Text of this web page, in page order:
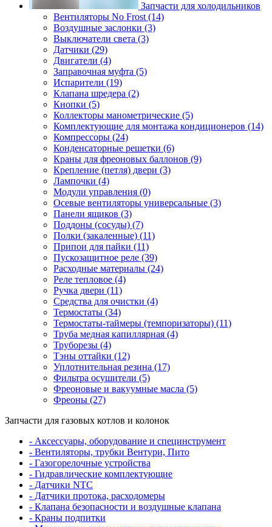
Запчасти для холодильников
Вентиляторы No Frost (14)
Воздушные заслонки (3)
Выключатели света (3)
Датчики (29)
Двигатели (4)
Заправочная муфта (5)
Испарители (19)
Клапана шредера (2)
Кнопки (5)
Коллекторы манометрические (5)
Комплектующие для монтажа кондиционеров (14)
Компрессоры (24)
Конденсаторные решетки (6)
Краны для фреоновых баллонов (9)
Крепление (петля) двери (3)
Лампочки (4)
Модули управления (0)
Осевые вентиляторы универсальные (3)
Панели ящиков (3)
Поддоны (сосуды) (7)
Полки (закаленные) (11)
Припои для пайки (11)
Пускозащитное реле (39)
Расходные материалы (24)
Реле тепловое (4)
Ручка двери (11)
Средства для очистки (4)
Термостаты (34)
Термостаты-таймеры (темпоризаторы) (11)
Труба медная капиллярная (4)
Труборезы (4)
Тэны оттайки (12)
Уплотнительная резина (17)
Фильтра осушители (5)
Фреоновые и вакуумные масла (5)
Фреоны (27)
Запчасти для газовых котлов и колонок
- Аксессуары, оборудование и специнструмент
- Вентиляторы, трубки Вентури, Пито
- Газогорелочные устройства
- Гидравлические комплектующие
- Датчики NTC
- Датчики протока, расходомеры
- Клапана безопасности и воздушные клапана
- Краны подпитки